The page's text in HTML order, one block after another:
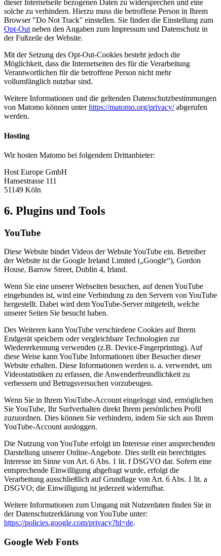
dieser Internetseite bezogenen Daten zu widersprechen und eine
solche zu verhindern. Hierzu muss die betroffene Person in Ihrem
Browser "Do Not Track" einstellen. Sie finden die Einstellung zum
Opt-Out neben den Angaben zum Impressum und Datenschutz in
der Fußzeile der Website.
Mit der Setzung des Opt-Out-Cookies besteht jedoch die
Möglichkeit, dass die Internetseiten des für die Verarbeitung
Verantwortlichen für die betroffene Person nicht mehr
vollumfänglich nutzbar sind.
Weitere Informationen und die geltenden Datenschutzbestimmungen
von Matomo können unterhttps://matomo.org/privacy/abgerufen
werden.
Hosting
Wir hosten Matomo bei folgendem Drittanbieter:
Host Europe GmbH
Hansestrasse 111
51149 Köln
6. Plugins und Tools
YouTube
Diese Website bindet Videos der Website YouTube ein. Betreiber
der Website ist die Google Ireland Limited („Google“), Gordon
House, Barrow Street, Dublin 4, Irland.
Wenn Sie eine unserer Webseiten besuchen, auf denen YouTube
eingebunden ist, wird eine Verbindung zu den Servern von YouTube
hergestellt. Dabei wird dem YouTube-Server mitgeteilt, welche
unserer Seiten Sie besucht haben.
Des Weiteren kann YouTube verschiedene Cookies auf Ihrem
Endgerät speichern oder vergleichbare Technologien zur
Wiedererkennung verwenden (z.B. Device-Fingerprinting). Auf
diese Weise kann YouTube Informationen über Besucher dieser
Website erhalten. Diese Informationen werden u. a. verwendet, um
Videostatistiken zu erfassen, die Anwenderfreundlichkeit zu
verbessern und Betrugsversuchen vorzubeugen.
Wenn Sie in Ihrem YouTube-Account eingeloggt sind, ermöglichen
Sie YouTube, Ihr Surfverhalten direkt Ihrem persönlichen Profil
zuzuordnen. Dies können Sie verhindern, indem Sie sich aus Ihrem
YouTube-Account ausloggen.
Die Nutzung von YouTube erfolgt im Interesse einer ansprechenden
Darstellung unserer Online-Angebote. Dies stellt ein berechtigtes
Interesse im Sinne von Art. 6 Abs. 1 lit. f DSGVO dar. Sofern eine
entsprechende Einwilligung abgefragt wurde, erfolgt die
Verarbeitung ausschließlich auf Grundlage von Art. 6 Abs. 1 lit. a
DSGVO; die Einwilligung ist jederzeit widerrufbar.
Weitere Informationen zum Umgang mit Nutzerdaten finden Sie in
der Datenschutzerklärung von YouTube unter:
https://policies.google.com/privacy?hl=de.
Google Web Fonts